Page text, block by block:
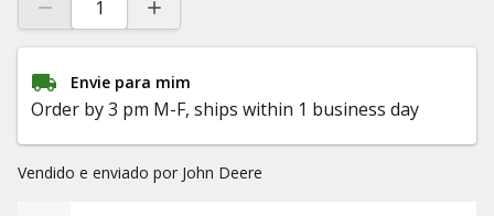
Envie para mim
Order by 3 pm M-F, ships within 1 business day
Vendido e enviado por John Deere